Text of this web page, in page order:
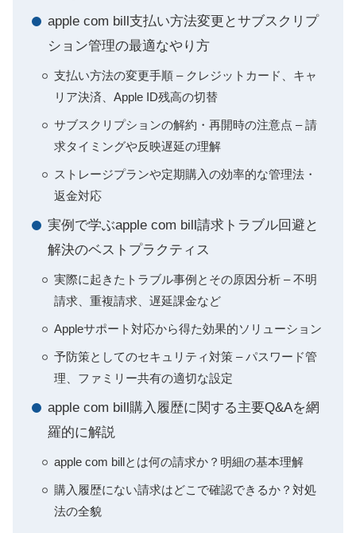
apple com bill支払い方法変更とサブスクリプ
ション管理の最適なやり方
支払い方法の変更手順 – クレジットカード、キャ
リア決済、Apple ID残高の切替
サブスクリプションの解約・再開時の注意点 – 請
求タイミングや反映遅延の理解
ストレージプランや定期購入の効率的な管理法・
返金対応
実例で学ぶapple com bill請求トラブル回避と
解決のベストプラクティス
実際に起きたトラブル事例とその原因分析 – 不明
請求、重複請求、遅延課金など
Appleサポート対応から得た効果的ソリューション
予防策としてのセキュリティ対策 – パスワード管
理、ファミリー共有の適切な設定
apple com bill購入履歴に関する主要Q&Aを網
羅的に解説
apple com billとは何の請求か？明細の基本理解
購入履歴にない請求はどこで確認できるか？対処
法の全貌